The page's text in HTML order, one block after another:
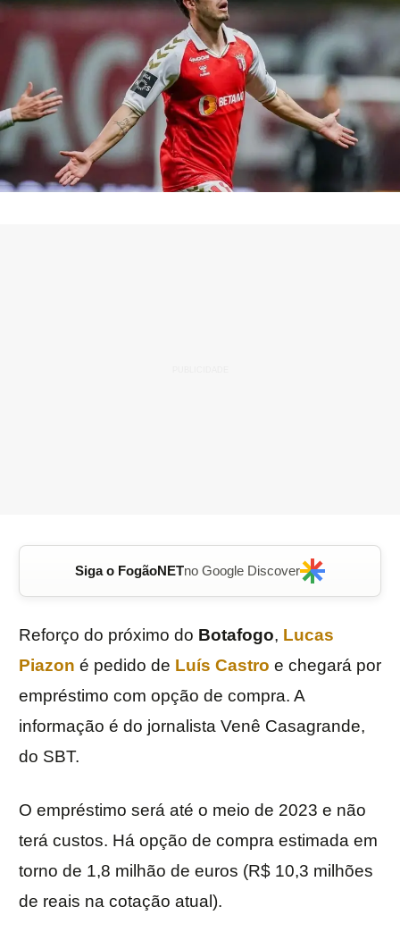
Siga o FogãoNETno Google Discover
Reforço do próximo do Botafogo, Lucas
Piazon é pedido de Luís Castro e chegará por
empréstimo com opção de compra. A
informação é do jornalista Venê Casagrande,
do SBT.
O empréstimo será até o meio de 2023 e não
terá custos. Há opção de compra estimada em
torno de 1,8 milhão de euros (R$ 10,3 milhões
de reais na cotação atual).